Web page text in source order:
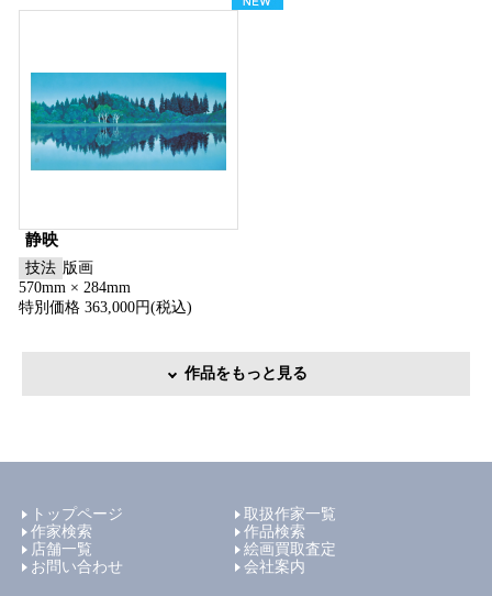
静映
技法 版画
570mm × 284mm
特別価格 363,000円(税込)
作品をもっと見る
トップページ
取扱作家一覧
作家検索
作品検索
店舗一覧
絵画買取査定
お問い合わせ
会社案内